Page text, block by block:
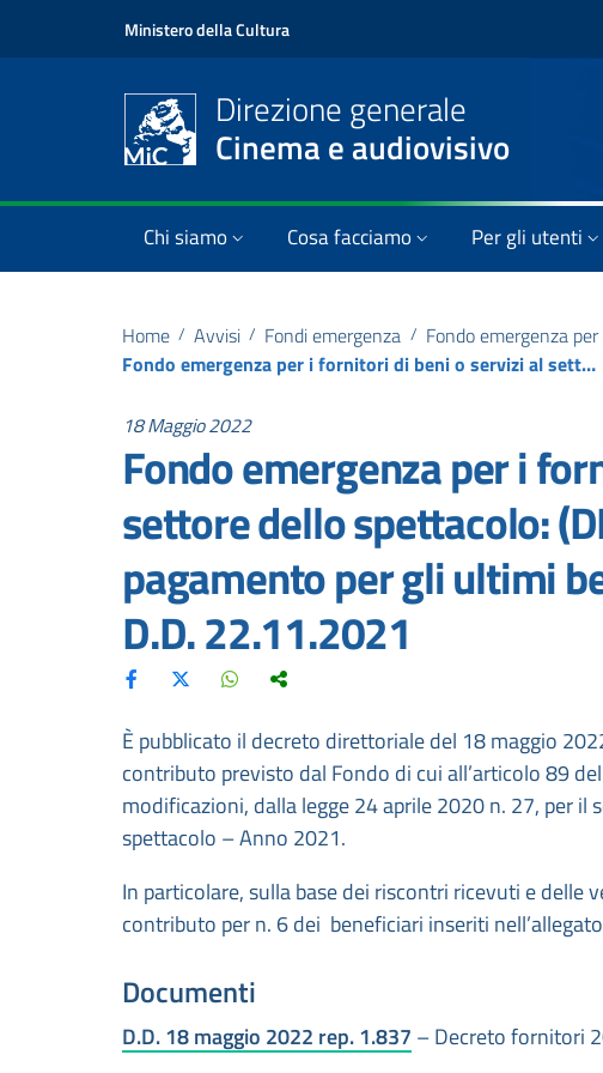
Ministero della Cultura
Direzione generale
Cinema e audiovisivo
Chi siamo Cosa facciamo Per gli utenti
Home / Avvisi / Fondi emergenza / Fondo emergenza
Fondo emergenza per i fornitori di beni o servizi al settore dello spettacolo: (DM.26.5.2021): Autorizzato il pagamento per gli ultimi beneficiari dell’allegato B del D.D. 22.11.2021
18 Maggio 2022
Fondo emergenza per i
settore dello spettacolo:
pagamento per gli ultimi
D.D. 22.11.2021
È pubblicato il decreto direttoriale del 18 maggio
contributo previsto dal Fondo di cui all’articolo 89
modificazioni, dalla legge 24 aprile 2020 n. 27, per
spettacolo – Anno 2021.
In particolare, sulla base dei riscontri ricevuti e
contributo per n. 6 dei beneficiari inseriti
Documenti
D.D. 18 maggio 2022 rep. 1.837 – Decreto fornitori